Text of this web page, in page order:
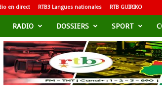
en direct RTB3 Langues nationales RTB GUIRIKO
RADIO DOSSIERS SPORT